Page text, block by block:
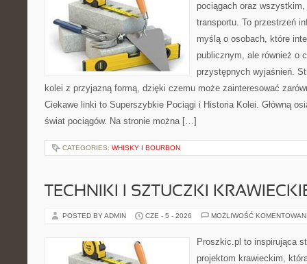
pociągach oraz
transportu. To przestrzeń
myślą o osobach, które
publicznym, ale również o
przystępnych wyjaśnień.
kolei z przyjazną formą, dzięki czemu może zainteresować
Ciekawe linki to Superszybkie Pociągi i Historia Kolei. Główną
świat pociągów. Na stronie można […]
CATEGORIES: WHISKY I BOURBON
TECHNIKI I SZTUCZKI
POSTED BY ADMIN CZE - 5 - 2026 MOŻLIWOŚĆ
Proszkic.pl to inspirująca
projektom krawieckim,